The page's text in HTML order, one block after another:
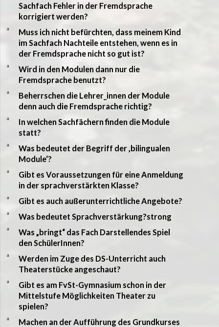
Sachfach Fehler in der Fremdsprache
korrigiert werden?
a
Muss ich nicht befürchten, dass meinem Kind
im Sachfach Nachteile entstehen, wenn es in
der Fremdsprache nicht so gut ist?
a
Wird in den Modulen dann nur die
Fremdsprache benutzt?
a
Beherrschen die Lehrer_innen der Module
denn auch die Fremdsprache richtig?
a
In welchen Sachfächern finden die Module
statt?
a
Was bedeutet der Begriff der ‚bilingualen
Module‘?
a
Gibt es Voraussetzungen für eine Anmeldung
in der sprachverstärkten Klasse?
a Gibt es auch außerunterrichtliche Angebote?
a Was bedeutet Sprachverstärkung?strong
a
Was „bringt“ das Fach Darstellendes Spiel
den SchülerInnen?
a
Werden im Zuge des DS-Unterricht auch
Theaterstücke angeschaut?
a
Gibt es am FvSt-Gymnasium schon in der
Mittelstufe Möglichkeiten Theater zu
spielen?
a
Machen an der Aufführung des Grundkurses